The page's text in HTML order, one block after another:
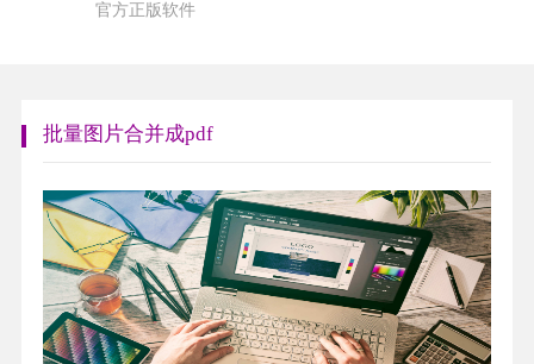
官方正版软件
批量图片合并成pdf